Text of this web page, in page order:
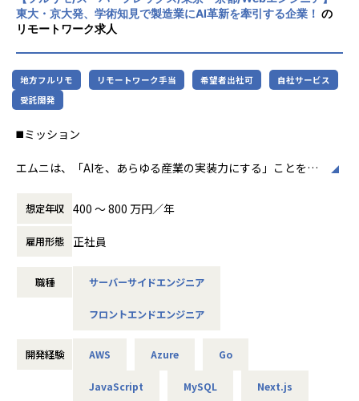
る。
・他チーム同士でもお互いに協力しやすい環境
を向いている
・積極性やチャレンジを推奨し、多少の失敗は気にしない
・メンバー同士が積極的にサポートしてくれるので、リモー
トワークを感じさせない距離の近さで助け合いながら働け
ンチャー企業です。
と、「ヒト」「モノ」「おカネ」「情報」を日本中に循環さ
そして、そんな想いから生まれたのがふるさと納税総合サイ
ふるさと納税事業では、全国の90％以上となる1700を超え
掲載する「ふるさとチョイス」の月間PV数は2億PVを超えま
す。
（※2024年10月時点）
ョン基盤
- 画像認識・異常検知・分類モデルを組み込んだ業務支援シ
- AIエージェントを活用した業務自動化アプリケーション
- 自社AIプロダクトのアーキテクチャ設計、技術選定、開発
基盤整備
- 複数プロジェクトで再利用できる開発テンプレート・共通
基盤の整備
- 開発品質・生産性向上に向けた技術標準化、レビュー体制
づくり
無
して社会実装できる
- LLM、RAG、画像認識、音声認識などを組み込んだAIプロ
ダクト開発に関われる
- フロントエンド・バックエンド・インフラを横断したフル
スタックな開発経験を活かせる
- PMやAIエンジニアと近い距離で、仕様検討から実装・改善
まで一気通貫で関われる
クト開発に携われる
貢献できる
のキャリアも目指せる
スキルやご経験、ご志向に応じて、以下のような業務をお任
- AI機能を組み込んだWebアプリケーションの設計・開発・
- Next.js、React、FastAPI等を用いたフロントエンド・バッ
- LLM/RAG/画像認識/音声認識等を活用したAIアプリケーシ
東大・京大発、学術知見で製造業にAI革新を牽引する企業！ の
リモートワーク求人
地方フルリモ リモートワーク手当 希望者出社可
自社サービス
受託開発
◼️ミッション
エムニは、「AIを、あらゆる産業の実装力にする」ことを目
日本の製造業には、熟練者の暗黙知、紙・PDF・図面・帳票
に蓄積された情報、属人的な判断プロセスなど、AIによって
解決できる課題が数多く存在します。
本ポジションでは、AIエンジニアやPM、ビジネスサイドと連
を活用したWebアプリケーションの開発を担っていただきま
現時点でAI開発の実務経験がなくても問題ありません。Web
ト・AIアプリケーション開発に挑戦できるポジションです。
想定年収 400 〜 800 万円／年
雇用形態 正社員
職種 サーバーサイドエンジニア
フロントエンドエンジニア
開発経験 AWS Azure Go
JavaScript MySQL Next.js